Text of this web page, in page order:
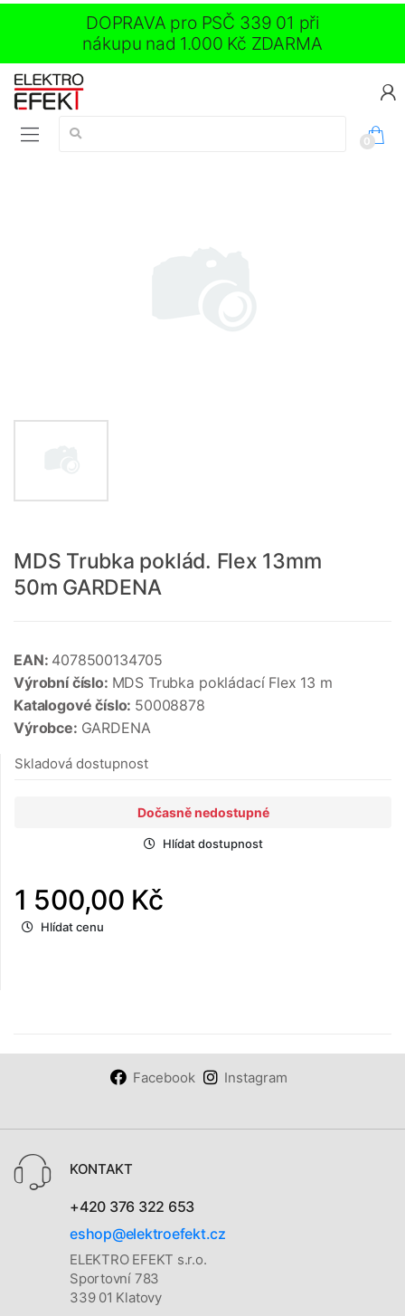
DOPRAVA pro PSČ 339 01 při
nákupu nad 1.000 Kč ZDARMA
Vyhledávání:
0
MDS Trubka poklád. Flex 13mm
50m GARDENA
EAN: 4078500134705
Výrobní číslo: MDS Trubka pokládací Flex 13 m
Katalogové číslo: 50008878
Výrobce: GARDENA
Skladová dostupnost
Dočasně nedostupné
Hlídat dostupnost
1 500,00 Kč
Hlídat cenu
Facebook Instagram
KONTAKT
+420 376 322 653
eshop@elektroefekt.cz
ELEKTRO EFEKT s.r.o.
Sportovní 783
339 01 Klatovy